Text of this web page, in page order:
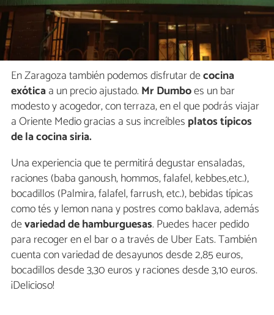
En Zaragoza también podemos disfrutar decocina
exóticaa un precio ajustado. Mr Dumboes un bar
modesto y acogedor, con terraza, en el que podrás viajar
a Oriente Medio gracias a sus increíbles platos típicos
de la cocina siria.
Una experiencia que te permitirá degustar ensaladas,
raciones (baba ganoush, hommos, falafel, kebbes,etc.),
bocadillos (Palmira, falafel, farrush, etc.), bebidas típicas
como tés y lemon nana y postres como baklava, además
devariedad de hamburguesas. Puedes hacer pedido
para recoger en el bar o a través de Uber Eats. También
cuenta con variedad de desayunos desde 2,85 euros,
bocadillos desde 3,30 euros y raciones desde 3,10 euros.
¡Delicioso!